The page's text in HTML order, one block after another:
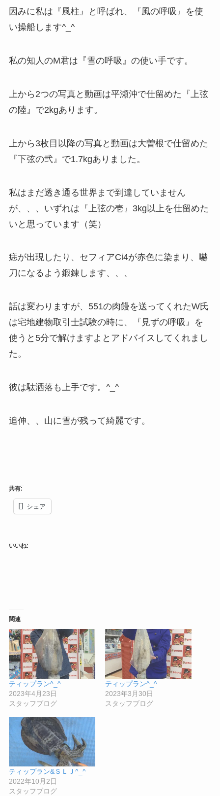
因みに私は『風柱』と呼ばれ、『風の呼吸』を使
い操船します^_^
私の知人のM君は『雪の呼吸』の使い手です。
上から2つの写真と動画は平瀬沖で仕留めた『上弦
の陸』で2kgあります。
上から3枚目以降の写真と動画は大曽根で仕留めた
『下弦の弐』で1.7kgありました。
私はまだ透き通る世界まで到達していません
が、、、いずれは『上弦の壱』3kg以上を仕留めた
いと思っています（笑）
痣が出現したり、セフィアCi4が赤色に染まり、嚇
刀になるよう鍛錬します、、、
話は変わりますが、551の肉饅を送ってくれたW氏
は宅地建物取引士試験の時に、『見ずの呼吸』を
使うと5分で解けますよとアドバイスしてくれまし
た。
彼は駄洒落も上手です。^_^
追伸、、山に雪が残って綺麗です。
共有:
シェア
いいね:
関連
ティップラン^_^
2023年4月23日
スタッフブログ
ティップラン^_^
2023年3月30日
スタッフブログ
ティップラン&ＳＬＪ^_^
2022年10月2日
スタッフブログ